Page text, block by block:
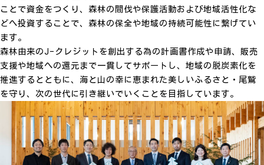
ことで資金をつくり、森林の間伐や保護活動および地域活性化な
どへ投資することで、森林の保全や地域の持続可能性に繋げてい
ます。
森林由来のJ-クレジットを創出する為の計画書作成や申請、販売
支援や地域への還元まで一貫してサポートし、地域の脱炭素化を
推進するとともに、海と山の幸に恵まれた美しいふるさと・尾鷲
を守り、次の世代に引き継いでいくことを目指しています。